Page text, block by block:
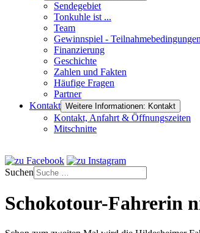
Sendegebiet
Tonkuhle ist ...
Team
Gewinnspiel - Teilnahmebedingungen
Finanzierung
Geschichte
Zahlen und Fakten
Häufige Fragen
Partner
Kontakt Weitere Informationen: Kontakt
Kontakt, Anfahrt & Öffnungszeiten
Mitschnitte
Suchen
Schokotour-Fahrerin